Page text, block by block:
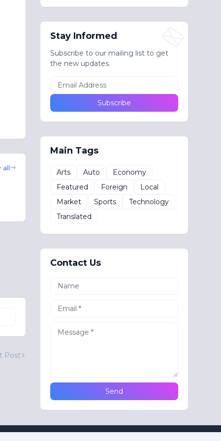
all
Post
Stay Informed
Subscribe to our mailing list to get
the new updates.
Main Tags
Arts Auto
Economy
Featured
Foreign
Local
Market
Sports
Technology
Translated
Contact Us